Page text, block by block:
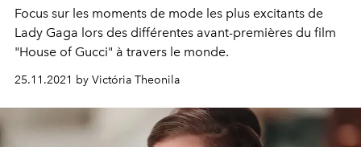
Focus sur les moments de mode les plus excitants de
Lady Gaga lors des différentes avant-premières du film
"House of Gucci" à travers le monde.
25.11.2021 by Victória Theonila